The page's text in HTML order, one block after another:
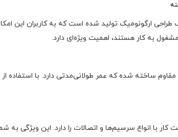
طراحی ارگونومیک تولید شده است که به کاربران این
به کار هستند، اهمیت ویژه‌ای دارد.
مقاوم ساخته شده که عمر طولانی‌مدتی دارد. با استفاده از
کار با انواع سرسیم‌ها و اتصالات را دارد. این ویژگی به